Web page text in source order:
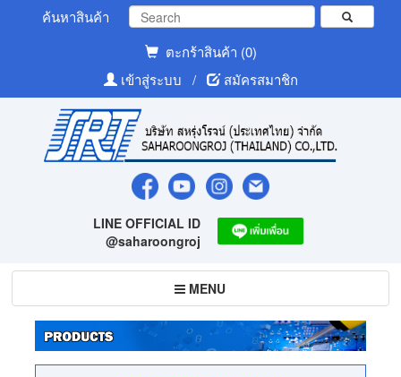
ค้นหาสินค้า
ตะกร้าสินค้า (0)
เข้าสู่ระบบ
/ สมัครสมาชิก
LINE OFFICIAL ID
@saharoongroj
Toggle
navigation
MENU